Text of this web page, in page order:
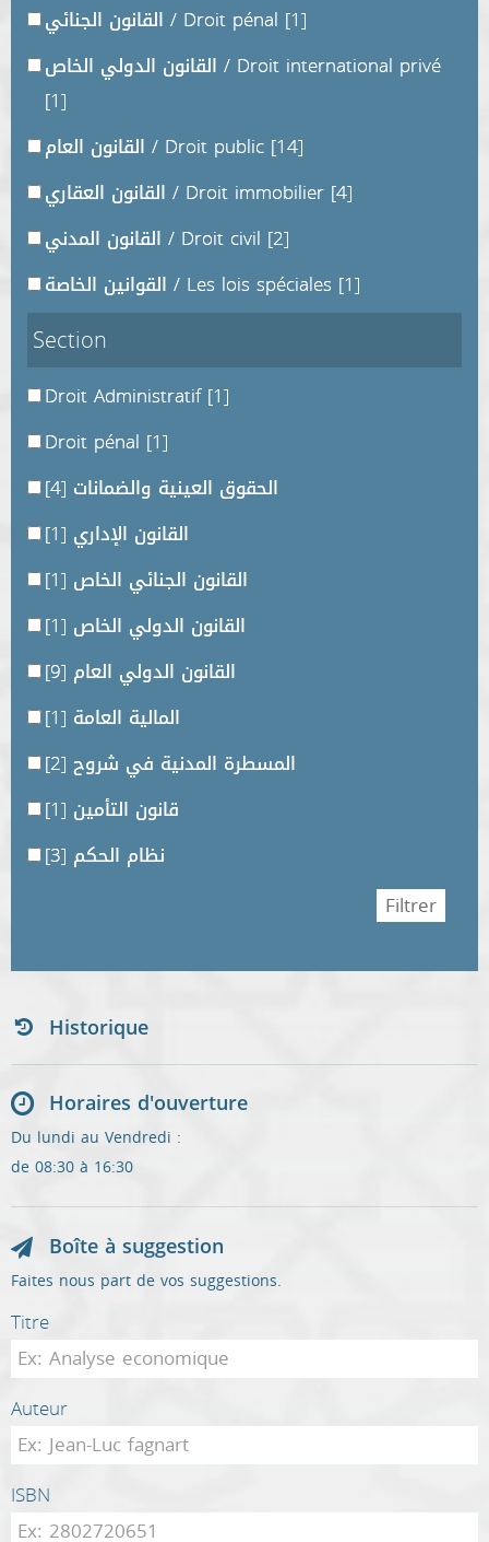
القانون الجنائي / Droit pénal [1]
القانون الدولي الخاص / Droit international privé
[1]
القانون العام / Droit public [14]
القانون العقاري / Droit immobilier [4]
القانون المدني / Droit civil [2]
القوانين الخاصة / Les lois spéciales [1]
Section
Droit Administratif[1]
Droit pénal [1]
الحقوق العينية والضمانات [4]
القانون الإداري [1]
القانون الجنائي الخاص [1]
القانون الدولي الخاص [1]
القانون الدولي العام [9]
المالية العامة [1]
المسطرة المدنية في شروح [2]
قانون التأمين [1]
نظام الحكم [3]
Historique
Horaires d'ouverture
Du lundi au Vendredi :
de 08:30 à 16:30
Boîte à suggestion
Faites nous part de vos suggestions.
Titre
Auteur
ISBN